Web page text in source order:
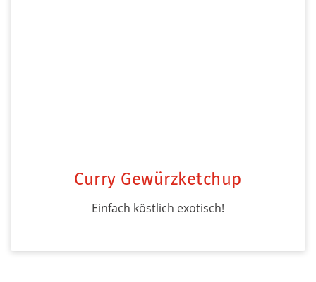
Curry Gewürzketchup
Einfach köstlich exotisch!